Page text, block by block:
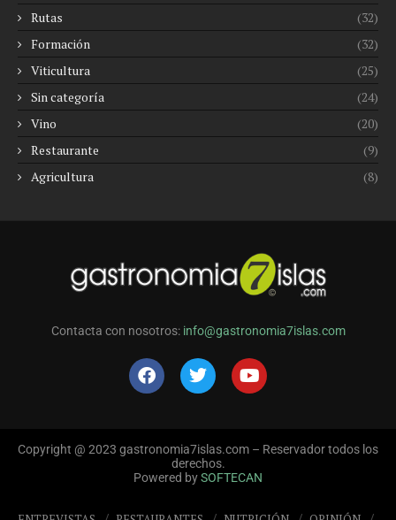
Rutas
(32)
Formación
(32)
Viticultura
(25)
Sin categoría
(24)
Vino
(20)
Restaurante
(9)
Agricultura
(8)
Contacta con nosotros: info@gastronomia7islas.com
Copyright @ 2023 gastronomia7islas.com – Reservador todos los
derechos.
Powered bySOFTECAN